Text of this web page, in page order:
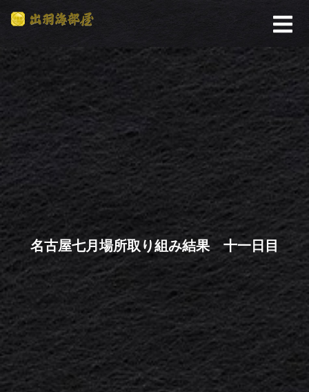
名古屋七月場所取り組み結果 十一日目